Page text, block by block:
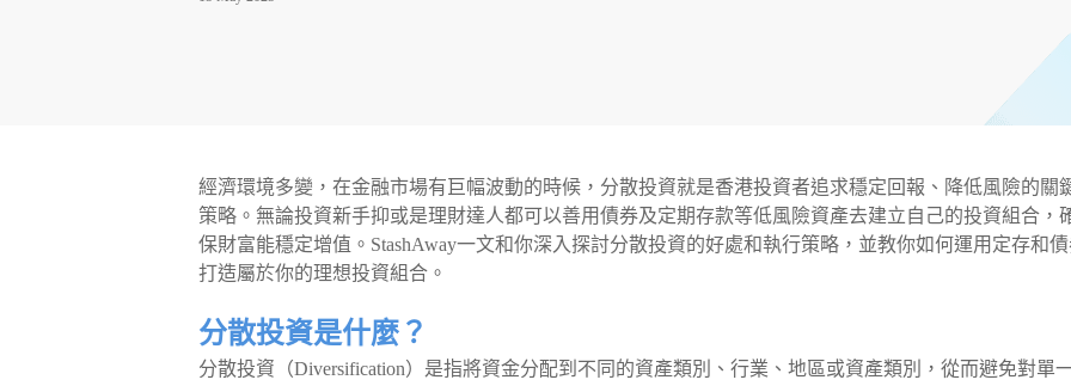
經濟環境多變，在金融市場有巨幅波動的時候，分散投資就是香港投資者追求穩定回報、降低風險的關
策略。無論投資新手抑或是理財達人都可以善用債券及定期存款等低風險資產去建立自己的投資組合，
保財富能穩定增值。StashAway一文和你深入探討分散投資的好處和執行策略，並教你如何運用定存和
打造屬於你的理想投資組合。
分散投資是什麼？
分散投資（Diversification）是指將資金分配到不同的資產類別、行業、地區或資產類別，從而避免對單